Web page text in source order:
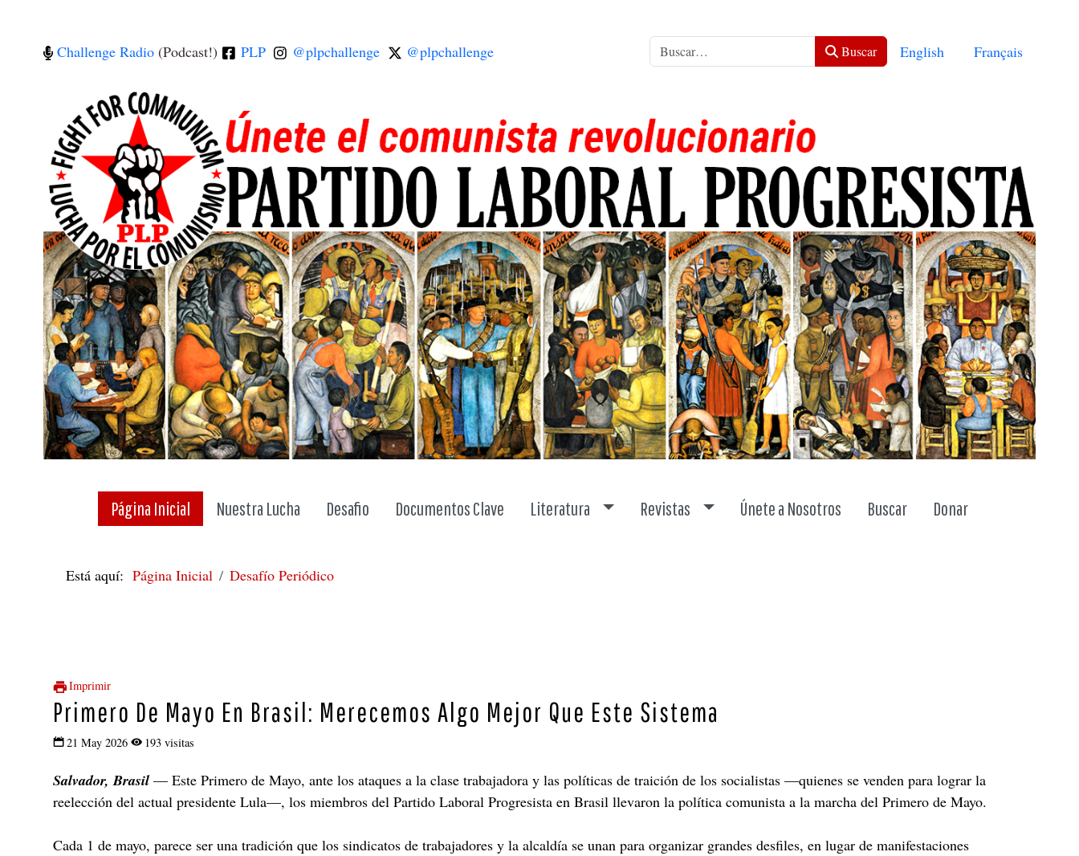
Challenge Radio (Podcast!) PLP @plpchallenge @plpchallenge Buscar Buscar Seleccione su idioma
English Français
Página Inicial Nuestra Lucha Desafio Documentos Clave Literatura Toggle dropdown
Revistas Toggle dropdown
Únete a Nosotros Buscar Donar
Está aquí:Página Inicial Desafío Periódico
Imprimir
Primero De Mayo En Brasil: Merecemos Algo Mejor Que Este Sistema
21 May 2026 193 visitas
Salvador, Brasil — Este Primero de Mayo, ante los ataques a la clase trabajadora y las políticas de traición de los socialistas —quienes se venden para lograr la
reelección del actual presidente Lula—, los miembros del Partido Laboral Progresista en Brasil llevaron la política comunista a la marcha del Primero de Mayo.
Cada 1 de mayo, parece ser una tradición que los sindicatos de trabajadores y la alcaldía se unan para organizar grandes desfiles, en lugar de manifestaciones